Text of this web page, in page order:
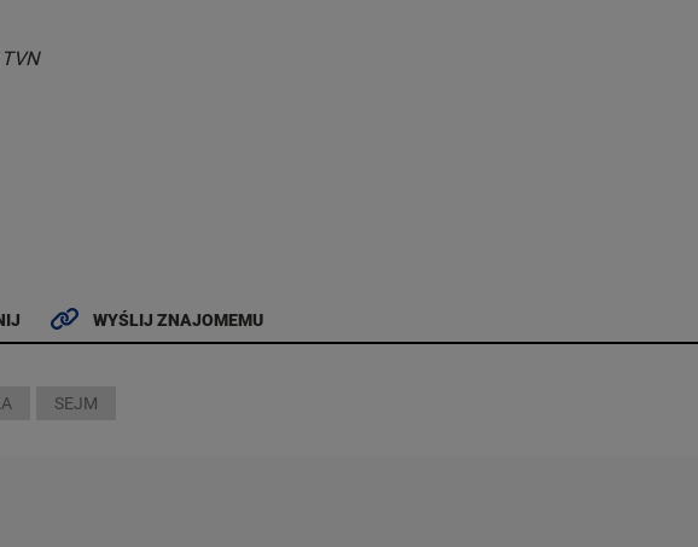
WYŚLIJ ZNAJOMEMU
SEJM